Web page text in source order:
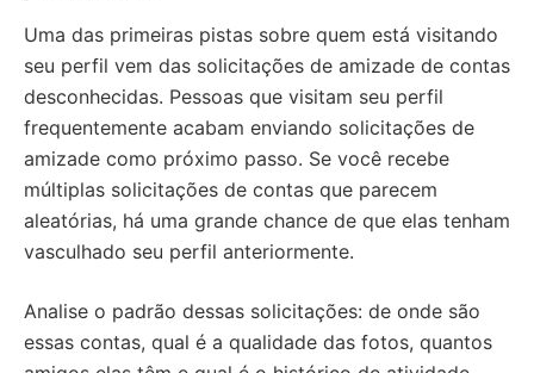
Uma das primeiras pistas sobre quem está visitando
seu perfil vem das solicitações de amizade de contas
desconhecidas. Pessoas que visitam seu perfil
frequentemente acabam enviando solicitações de
amizade como próximo passo. Se você recebe
múltiplas solicitações de contas que parecem
aleatórias, há uma grande chance de que elas tenham
vasculhado seu perfil anteriormente.
Analise o padrão dessas solicitações: de onde são
essas contas, qual é a qualidade das fotos, quantos